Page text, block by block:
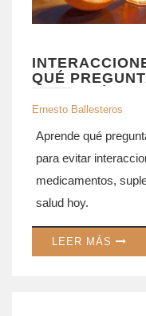
QUÉ
RIESGOS
Ernesto Ballesteros
Aprende qué
para evitar
medicamentos,
salud hoy.
LEER MÁS